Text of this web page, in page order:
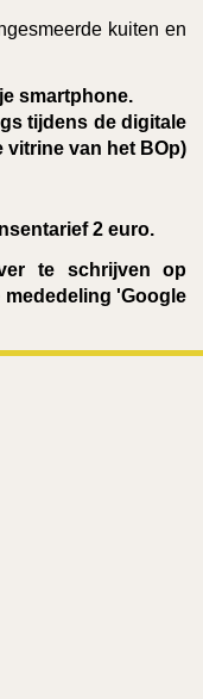
kuiten en
smartphone.
tijdens de digitale
vitrine van het BOp)
2 euro.
te schrijven op
mededeling 'Google